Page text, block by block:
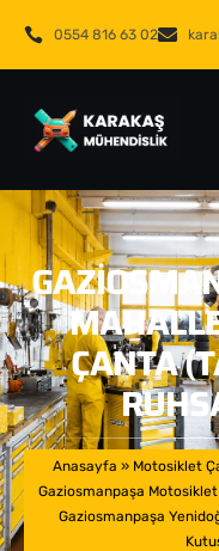
0554 816 63 02
ÇANTA
Anasayfa » Motosiklet
Gaziosmanpaşa
Gaziosmanpaşa